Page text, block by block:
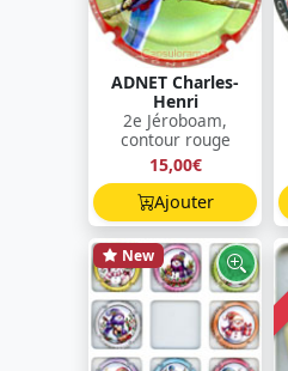
ADNET Charles-
Henri
2e Jéroboam,
contour rouge
15,00€
Ajouter
New